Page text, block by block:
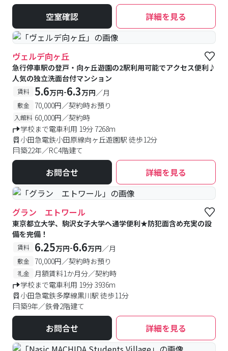
空室確認 詳細を見る
ヴェルデ向ヶ丘
急行停車駅の登戸・向ヶ丘遊園の2駅利用可能でアクセス便利♪
人気の独立洗面台付マンション
賃料 5.6万円-6.3万円／月
敷金 70,000円／契約時お預り
入館料 60,000円／契約時
学校まで電車利用 19分 7268m
小田急電鉄小田原線向ヶ丘遊園駅 徒歩12分
築22年／RC4階建て
お問合せ 詳細を見る
グラン エトワール
東京都立大学、駒沢女子大学へ通学便利★防犯面含め充実の設
備を完備！
賃料 6.25万円-6.6万円／月
敷金 70,000円／契約時お預り
礼金
月額賃料1か月分／契約時
学校まで電車利用 19分 3936m
小田急電鉄多摩線黒川駅 徒歩11分
築9年／鉄骨2階建て
お問合せ 詳細を見る